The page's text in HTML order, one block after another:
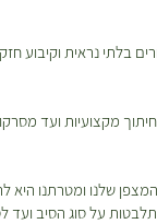
בלתי נראית וקיבוע
מקצועיות ועד
שלנו ומטרתנו
על סוג הסיב ועד